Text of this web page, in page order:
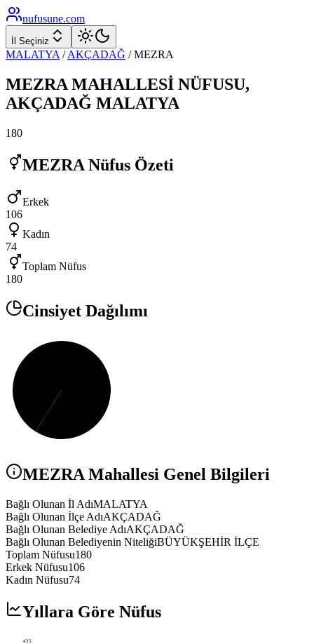
nufusune.com
İl Seçiniz
MALATYA / AKÇADAĞ /MEZRA
MEZRA MAHALLESİ NÜFUSU,
AKÇADAĞ MALATYA
180
MEZRA Nüfus Özeti
Erkek
106
Kadın
74
Toplam Nüfus
180
Cinsiyet Dağılımı
MEZRAMahallesi Genel Bilgileri
Bağlı Olunan İl AdıMALATYA
Bağlı Olunan İlçe AdıAKÇADAĞ
Bağlı Olunan Belediye AdıAKÇADAĞ
Bağlı Olunan Belediyenin NiteliğiBÜYÜKŞEHİR İLÇE
Toplam Nüfusu180
Erkek Nüfusu106
Kadın Nüfusu74
Yıllara Göre Nüfus
435